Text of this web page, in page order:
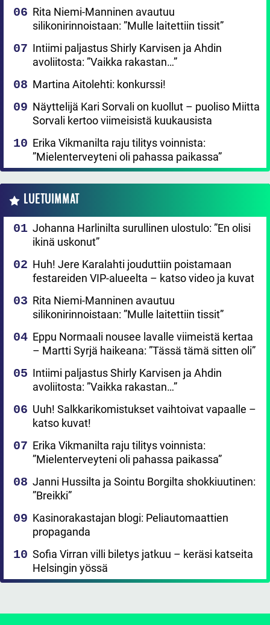
Rita Niemi-Manninen avautuu
silikonirinnoistaan: ”Mulle laitettiin tissit”
Intiimi paljastus Shirly Karvisen ja Ahdin
avoliitosta: ”Vaikka rakastan…”
Martina Aitolehti: konkurssi!
Näyttelijä Kari Sorvali on kuollut – puoliso Miitta
Sorvali kertoo viimeisistä kuukausista
Erika Vikmanilta raju tilitys voinnista:
”Mielenterveyteni oli pahassa paikassa”
LUETUIMMAT
Johanna Harlinilta surullinen ulostulo: ”En olisi
ikinä uskonut”
Huh! Jere Karalahti jouduttiin poistamaan
festareiden VIP-alueelta – katso video ja kuvat
Rita Niemi-Manninen avautuu
silikonirinnoistaan: ”Mulle laitettiin tissit”
Eppu Normaali nousee lavalle viimeistä kertaa
– Martti Syrjä haikeana: ”Tässä tämä sitten oli”
Intiimi paljastus Shirly Karvisen ja Ahdin
avoliitosta: ”Vaikka rakastan…”
Uuh! Salkkarikomistukset vaihtoivat vapaalle –
katso kuvat!
Erika Vikmanilta raju tilitys voinnista:
”Mielenterveyteni oli pahassa paikassa”
Janni Hussilta ja Sointu Borgilta shokkiuutinen:
”Breikki”
Kasinorakastajan blogi: Peliautomaattien
propaganda
Sofia Virran villi biletys jatkuu – keräsi katseita
Helsingin yössä